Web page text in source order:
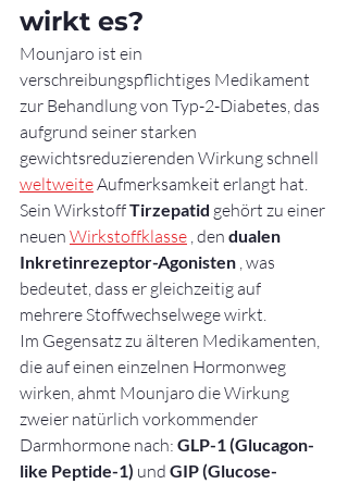
wirkt es?
Mounjaro ist ein
verschreibungspflichtiges Medikament
zur Behandlung von Typ-2-Diabetes, das
aufgrund seiner starken
gewichtsreduzierenden Wirkung schnell
weltweite Aufmerksamkeit erlangt hat.
Sein Wirkstoff Tirzepatid gehört zu einer
neuen Wirkstoffklasse , den dualen
Inkretinrezeptor-Agonisten , was
bedeutet, dass er gleichzeitig auf
mehrere Stoffwechselwege wirkt.
Im Gegensatz zu älteren Medikamenten,
die auf einen einzelnen Hormonweg
wirken, ahmt Mounjaro die Wirkung
zweier natürlich vorkommender
Darmhormone nach: GLP-1 (Glucagon-
like Peptide-1) und GIP (Glucose-